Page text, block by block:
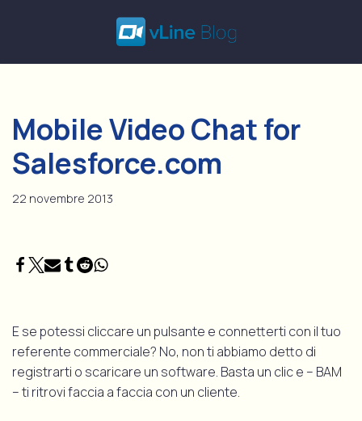
al
Mobile Video Chat for
Salesforce.com
22 novembre 2013
E se potessi cliccare un pulsante e connetterti con il tuo
referente commerciale? No, non ti abbiamo detto di
registrarti o scaricare un software. Basta un clic e – BAM
– ti ritrovi faccia a faccia con un cliente.